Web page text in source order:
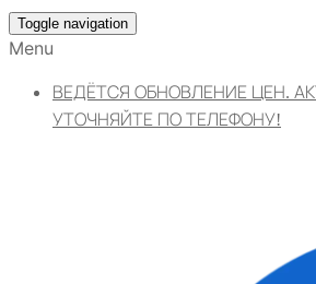
Toggle navigation
Menu
ВЕДЁТСЯ ОБНОВЛЕНИЕ ЦЕН.
УТОЧНЯЙТЕ ПО ТЕЛЕФОНУ!